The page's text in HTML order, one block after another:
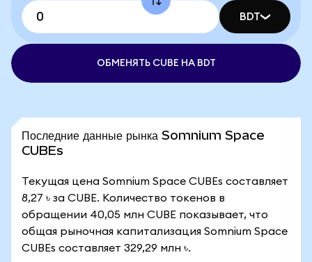
BDT
ОБМЕНЯТЬ CUBE НА BDT
Последние данные рынка Somnium Space
CUBEs
Текущая цена Somnium Space CUBEs составляет
8,27 ৳ за CUBE. Количество токенов в
обращении 40,05 млн CUBE показывает, что
общая рыночная капитализация Somnium Space
CUBEs составляет 329,29 млн ৳.